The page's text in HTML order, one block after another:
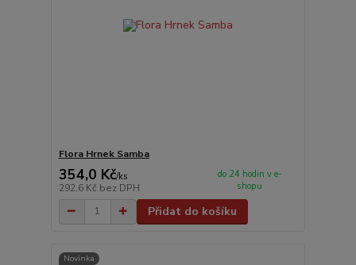
Flora Hrnek Samba
354,0 Kč/ks
292,6 Kč bez DPH
do 24 hodin v e-
shopu
Přidat do košíku
Novinka